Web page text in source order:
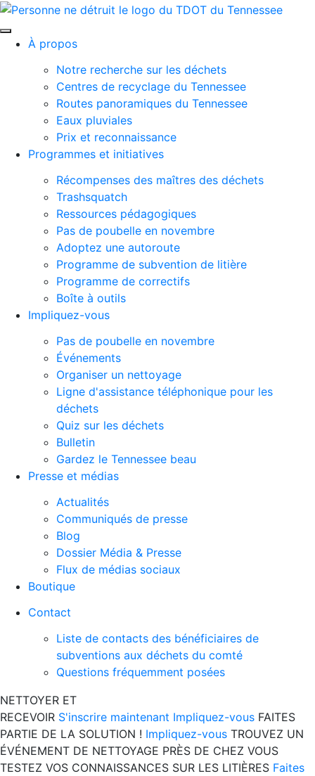
Passer au contenu principal
À propos
Notre recherche sur les déchets
Centres de recyclage du Tennessee
Routes panoramiques du Tennessee
Eaux pluviales
Prix ​​et reconnaissance
Programmes et initiatives
Récompenses des maîtres des déchets
Trashsquatch
Ressources pédagogiques
Pas de poubelle en novembre
Adoptez une autoroute
Programme de subvention de litière
Programme de correctifs
Boîte à outils
Impliquez-vous
Pas de poubelle en novembre
Événements
Organiser un nettoyage
Ligne d'assistance téléphonique pour les
déchets
Quiz sur les déchets
Bulletin
Gardez le Tennessee beau
Presse et médias
Actualités
Communiqués de presse
Blog
Dossier Média & Presse
Flux de médias sociaux
Boutique
Contact
Liste de contacts des bénéficiaires de
subventions aux déchets du comté
Questions fréquemment posées
NETTOYER ET
RECEVOIR S'inscrire maintenant Impliquez-vous FAITES
PARTIE DE LA SOLUTION ! Impliquez-vous TROUVEZ UN
ÉVÉNEMENT DE NETTOYAGE PRÈS DE CHEZ VOUS
TESTEZ VOS CONNAISSANCES SUR LES LITIÈRES Faites